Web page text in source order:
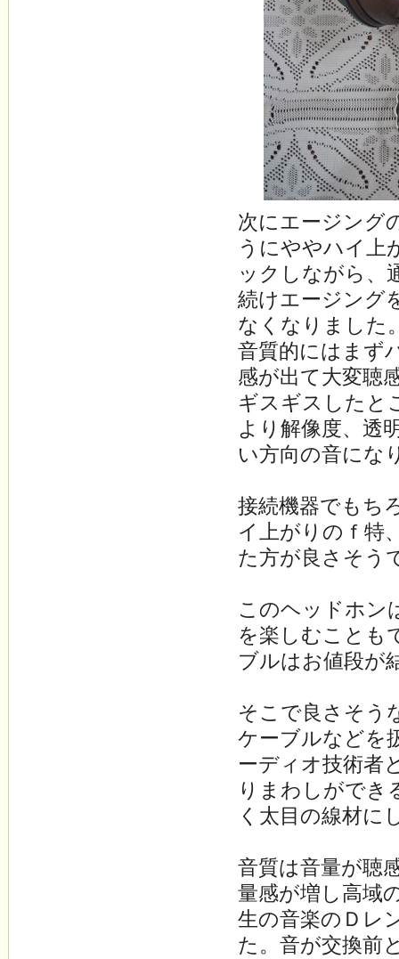
次にエージング
うにややハイ上
ックしながら、
続けエージング
なくなりました
音質的にはまず
感が出て大変聴
ギスギスしたと
より解像度、透
い方向の音にな
接続機器でもち
イ上がりのｆ特
た方が良さそう
このヘッドホン
を楽しむことも
ブルはお値段が
そこで良さそう
ケーブルなどを
ーディオ技術者
りまわしができ
く太目の線材に
音質は音量が聴
量感が増し高域
生の音楽のＤレ
た。音が交換前